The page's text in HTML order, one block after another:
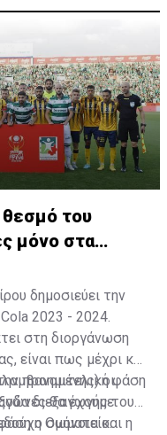
θεσμό του
μόνο στα
δημοσιεύει την
2023 - 2024.
στη διοργάνωση
είναι πως μέχρι και
οι
θα έχουμε
προημιτελική φάση
διεξαγωγής του
σωματείο.
η Ομόνοια και η